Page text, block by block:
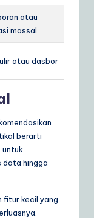
atau
massal
atau dasbor
berarti
untuk
data hingga
fitur kecil yang